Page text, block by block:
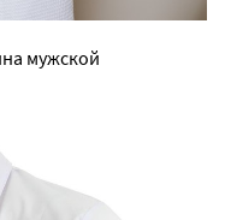
мужской